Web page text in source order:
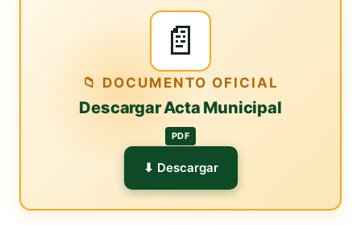
📄
📁 DOCUMENTO OFICIAL
Descargar Acta Municipal
PDF
⬇ Descargar